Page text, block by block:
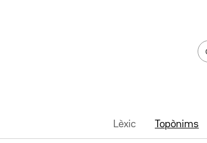
Lèxic Topònims